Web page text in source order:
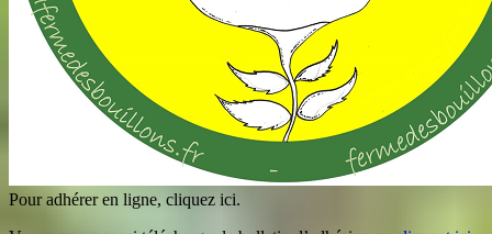
Pour adhérer en ligne, cliquez ici.